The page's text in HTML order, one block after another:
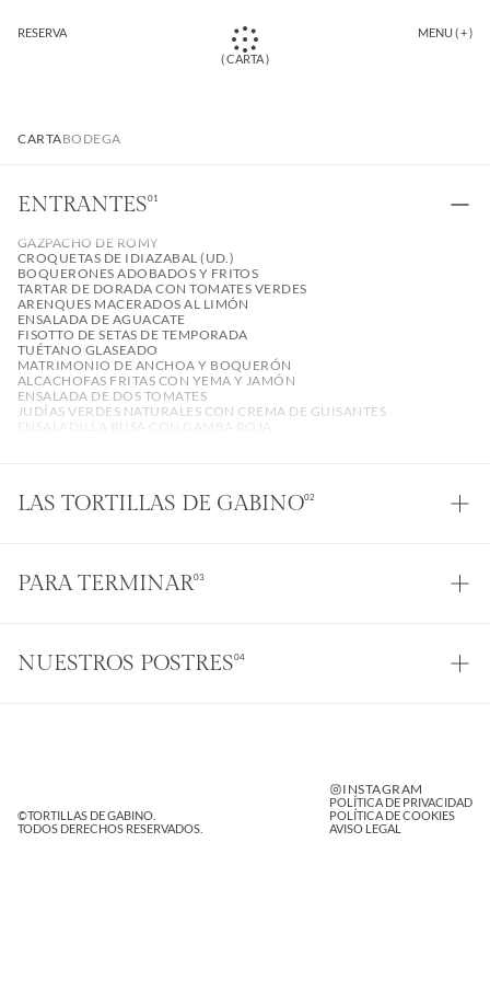
CARTABODEGA
ENTRANTES01
GAZPACHO DE ROMY
CROQUETAS DE IDIAZABAL (UD.)
BOQUERONES ADOBADOS Y FRITOS
TARTAR DE DORADA CON TOMATES VERDES
ARENQUES MACERADOS AL LIMÓN
ENSALADA DE AGUACATE
FISOTTO DE SETAS DE TEMPORADA
TUÉTANO GLASEADO
MATRIMONIO DE ANCHOA Y BOQUERÓN
ALCACHOFAS FRITAS CON YEMA Y JAMÓN
ENSALADA DE DOS TOMATES
JUDÍAS VERDES NATURALES CON CREMA DE GUISANTES
ENSALADILLA RUSA CON GAMBA ROJA
LAS TORTILLAS DE GABINO02
PARA TERMINAR03
NUESTROS POSTRES04
©TORTILLAS DE GABINO.
TODOS DERECHOS RESERVADOS.
INSTAGRAM
POLÍTICA DE PRIVACIDAD
POLÍTICA DE COOKIES
AVISO LEGAL
RESERVA
( CARTA )
MENU ( + )